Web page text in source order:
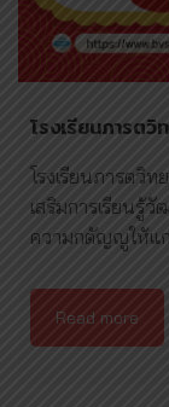
โรงเรียนภารต
โรงเรียนภารตวิ
เสริมการเรียนรู้
ความกตัญญูให้แ
Read more